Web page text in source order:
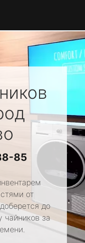
85
от
до
чайников за